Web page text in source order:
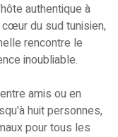
authentique à
du sud tunisien,
rencontre le
inoubliable.
amis ou en
huit personnes,
pour tous les